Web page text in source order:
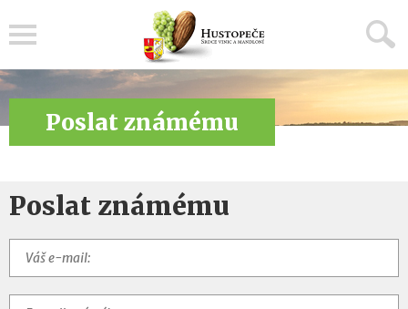
Poslat známému
Poslat známému